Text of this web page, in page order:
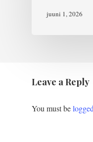
juuni 1, 2026
Leave a Reply
You must be